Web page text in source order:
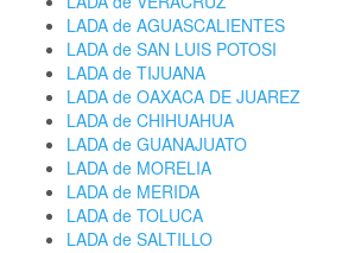
LADA de AGUASCALIENTES
LADA de SAN LUIS POTOSI
LADA de TIJUANA
LADA de OAXACA DE JUAREZ
LADA de CHIHUAHUA
LADA de GUANAJUATO
LADA de MORELIA
LADA de MERIDA
LADA de TOLUCA
LADA de SALTILLO